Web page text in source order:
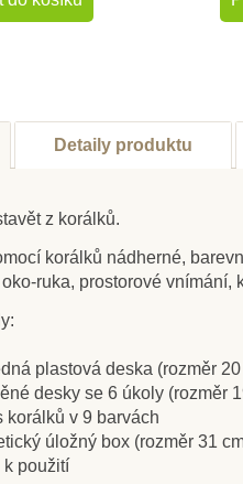
Výroba
Detaily produktu
z korálků.
korálků nádherné,
ruka, prostorové vnímání,
plastová deska (rozměr
desky se 6 úkoly (rozměr
korálků v 9 barvách
úložný box (rozměr 31
k použití